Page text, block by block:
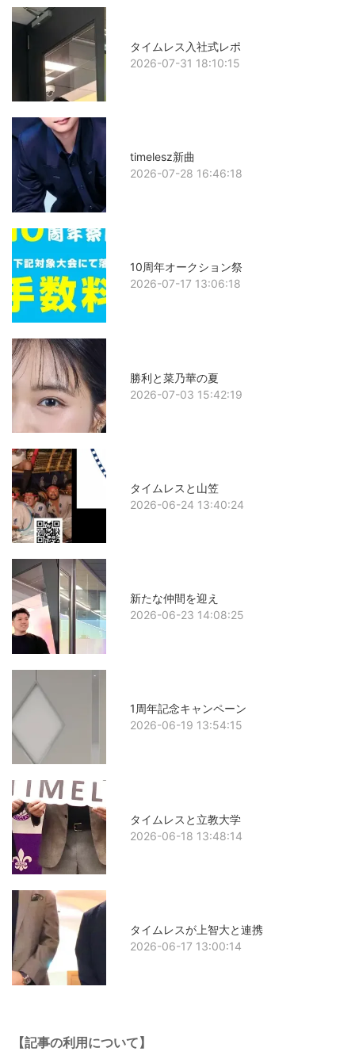
タイムレス入社式レポ
2026-07-31 18:10:15
timelesz新曲
2026-07-28 16:46:18
10周年オークション祭
2026-07-17 13:06:18
勝利と菜乃華の夏
2026-07-03 15:42:19
タイムレスと山笠
2026-06-24 13:40:24
新たな仲間を迎え
2026-06-23 14:08:25
1周年記念キャンペーン
2026-06-19 13:54:15
タイムレスと立教大学
2026-06-18 13:48:14
タイムレスが上智大と連携
2026-06-17 13:00:14
【記事の利用について】